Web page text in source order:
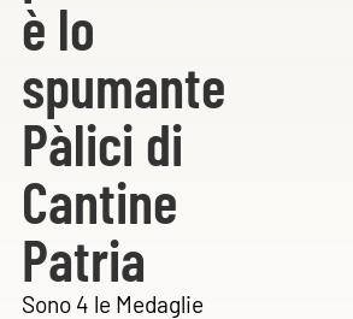
è lo
spumante
Pàlici di
Cantine
Patria
Sono 4 le Medaglie